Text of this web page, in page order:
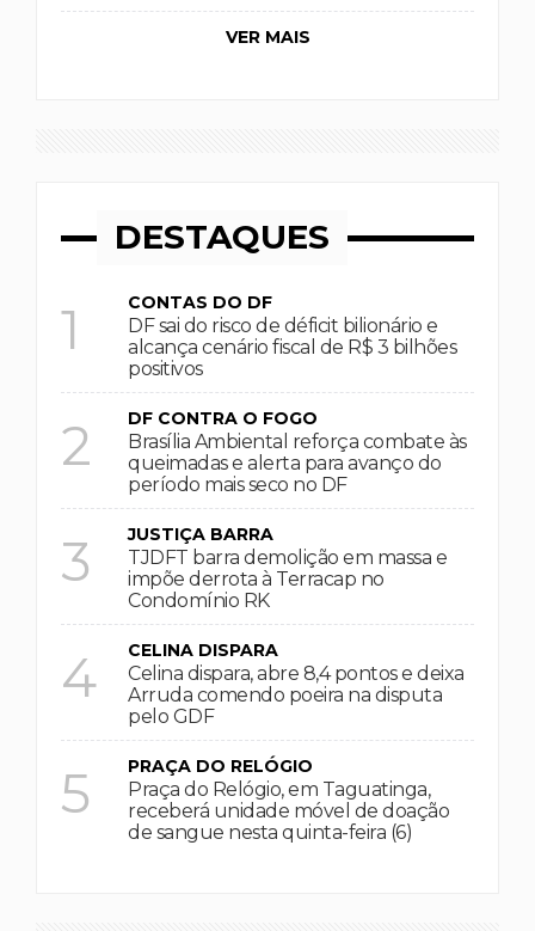
VER MAIS
DESTAQUES
1 CONTAS DO DF
DF sai do risco de déficit bilionário e
alcança cenário fiscal de R$ 3 bilhões
positivos
2 DF CONTRA O FOGO
Brasília Ambiental reforça combate às
queimadas e alerta para avanço do
período mais seco no DF
3 JUSTIÇA BARRA
TJDFT barra demolição em massa e
impõe derrota à Terracap no
Condomínio RK
4 CELINA DISPARA
Celina dispara, abre 8,4 pontos e deixa
Arruda comendo poeira na disputa
pelo GDF
5 PRAÇA DO RELÓGIO
Praça do Relógio, em Taguatinga,
receberá unidade móvel de doação
de sangue nesta quinta-feira (6)